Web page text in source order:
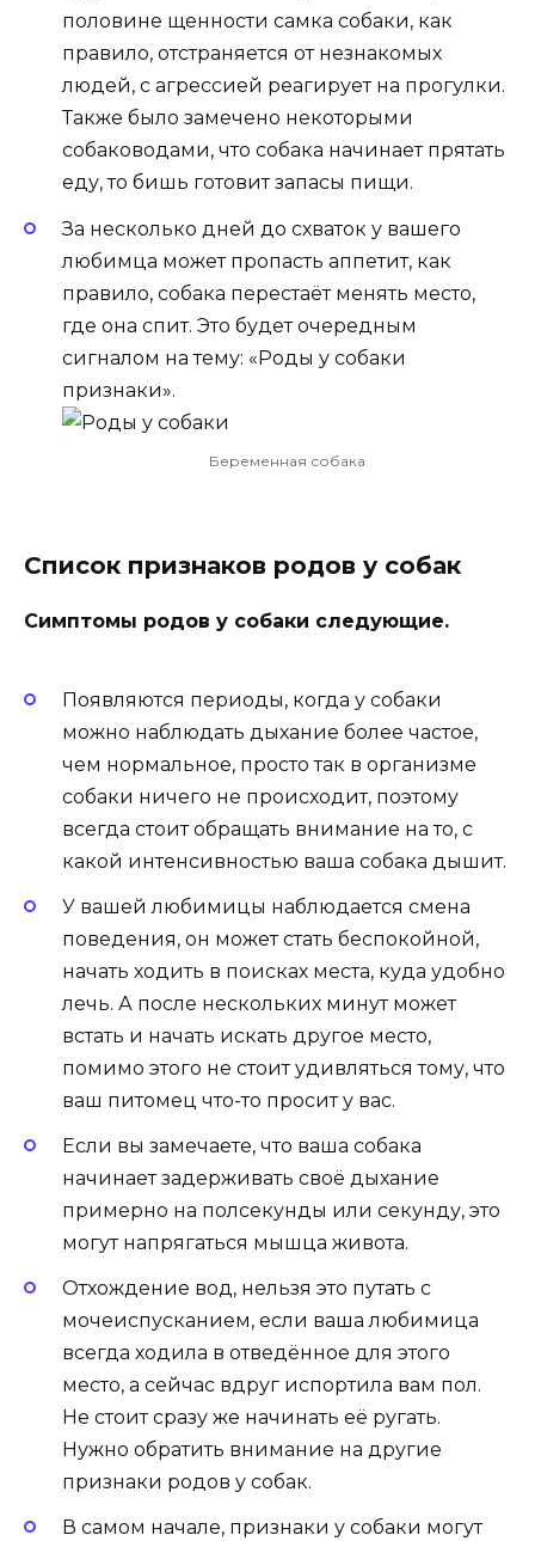
половине щенности самка собаки, как
правило, отстраняется от незнакомых
людей, с агрессией реагирует на прогулки.
Также было замечено некоторыми
собаководами, что собака начинает прятать
еду, то бишь готовит запасы пищи.
За несколько дней до схваток у вашего
любимца может пропасть аппетит, как
правило, собака перестаёт менять место,
где она спит. Это будет очередным
сигналом на тему: «Роды у собаки
признаки».
Беременная собака
Список признаков родов у собак
Симптомы родов у собаки следующие.
Появляются периоды, когда у собаки
можно наблюдать дыхание более частое,
чем нормальное, просто так в организме
собаки ничего не происходит, поэтому
всегда стоит обращать внимание на то, с
какой интенсивностью ваша собака дышит.
У вашей любимицы наблюдается смена
поведения, он может стать беспокойной,
начать ходить в поисках места, куда удобно
лечь. А после нескольких минут может
встать и начать искать другое место,
помимо этого не стоит удивляться тому, что
ваш питомец что-то просит у вас.
Если вы замечаете, что ваша собака
начинает задерживать своё дыхание
примерно на полсекунды или секунду, это
могут напрягаться мышца живота.
Отхождение вод, нельзя это путать с
мочеиспусканием, если ваша любимица
всегда ходила в отведённое для этого
место, а сейчас вдруг испортила вам пол.
Не стоит сразу же начинать её ругать.
Нужно обратить внимание на другие
признаки родов у собак.
В самом начале, признаки у собаки могут